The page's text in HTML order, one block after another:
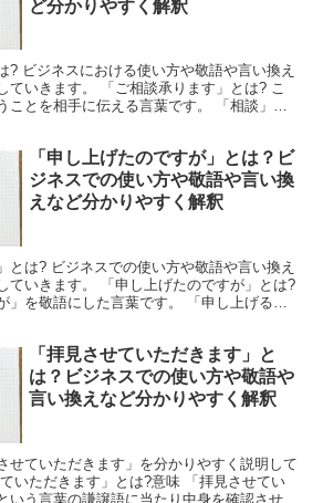
ど分かりやすく解釈
? ビジネスにおける使い方や敬語や言い換え
ていきます。 「ご相談承ります」とは? こ
ことを相手に伝える言葉です。 「相談」は
「申し上げたのですが」とは？ビ
ジネスでの使い方や敬語や言い換
えなど分かりやすく解釈
とは? ビジネスでの使い方や敬語や言い換え
ていきます。 「申し上げたのですが」とは?
」を敬語にした言葉です。 「申し上げる」
「拝見させていただきます」と
は？ビジネスでの使い方や敬語や
言い換えなど分かりやすく解釈
せていただきます」を分かりやすく説明して
いただきます」とは?意味 「拝見させてい
いう言葉の謙譲語に当たり中身を確認させて